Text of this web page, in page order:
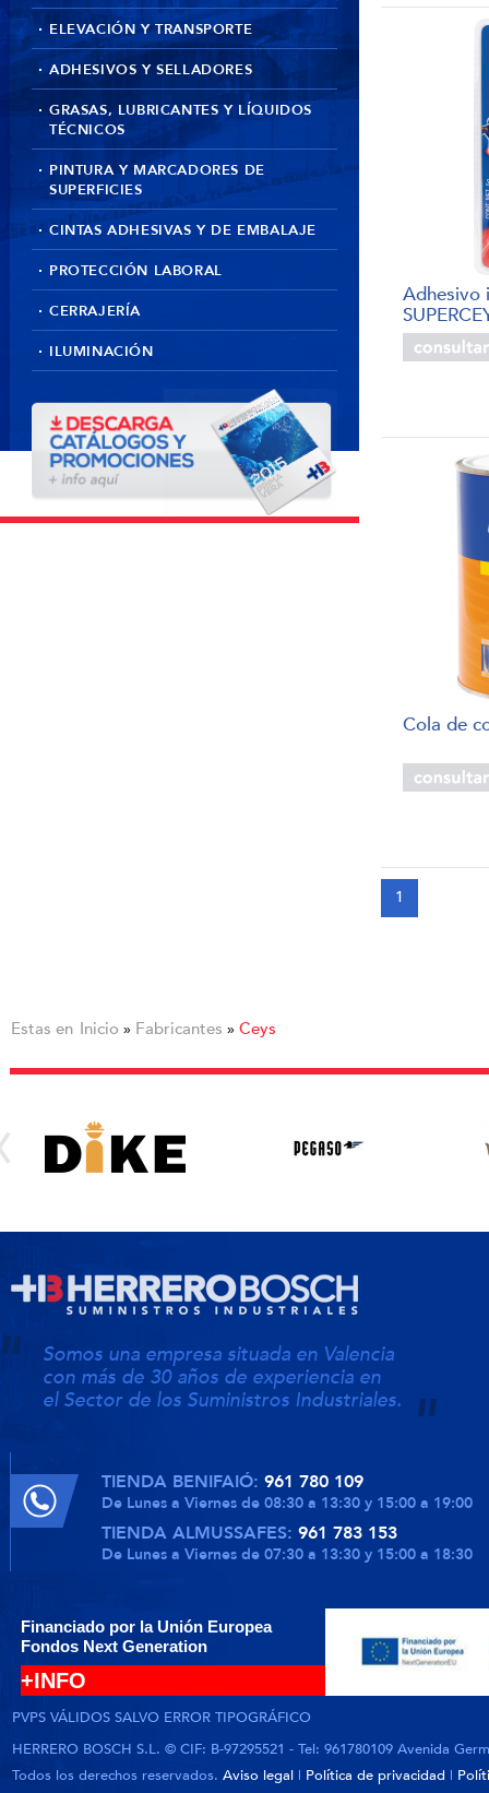
ELEVACIÓN Y TRANSPORTE
ADHESIVOS Y SELLADORES
GRASAS, LUBRICANTES Y LÍQUIDOS
TÉCNICOS
PINTURA Y MARCADORES DE
SUPERFICIES
CINTAS ADHESIVAS Y DE EMBALAJE
PROTECCIÓN LABORAL
CERRAJERÍA
ILUMINACIÓN
Adhesivo
Cola de
1
Estas en Inicio » Fabricantes » Ceys
Somos una empresa situada en Valencia
con más de 30 años de experiencia en
el Sector de los Suministros Industriales.
TIENDA BENIFAIÓ: 961 780 109
De Lunes a Viernes de 08:30 a 13:30 y 15:00 a 19:00
TIENDA ALMUSSAFES: 961 783 153
De Lunes a Viernes de 07:30 a 13:30 y 15:00 a 18:30
Financiado por la Unión Europea
Fondos Next Generation
+INFO
PVPS VÁLIDOS SALVO ERROR TIPOGRÁFICO
HERRERO BOSCH S.L. © CIF: B-97295521 - Tel: 961780109 Avenida
Todos los derechos reservados. Aviso legal | Política de privacidad |